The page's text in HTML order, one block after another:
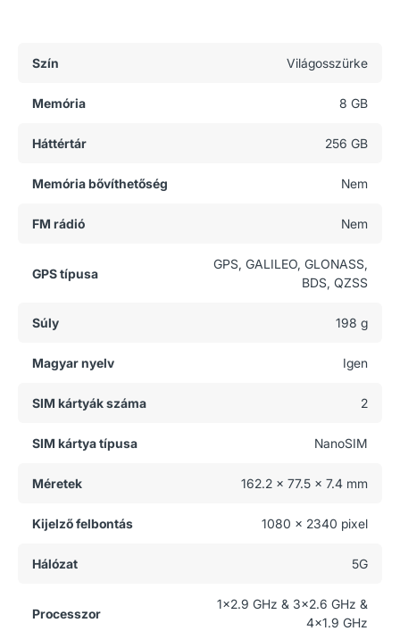
Szín Világosszürke
Memória 8 GB
Háttértár 256 GB
Memória bővíthetőség Nem
FM rádió Nem
GPS típusa
GPS, GALILEO, GLONASS,
BDS, QZSS
Súly 198 g
Magyar nyelv Igen
SIM kártyák száma 2
SIM kártya típusa NanoSIM
Méretek 162.2 x 77.5 x 7.4 mm
Kijelző felbontás 1080 x 2340 pixel
Hálózat 5G
Processzor
1x2.9 GHz & 3x2.6 GHz &
4x1.9 GHz